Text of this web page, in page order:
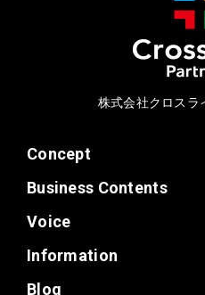
株式会社クロスラ
Concept
Business Contents
Voice
Information
Blog